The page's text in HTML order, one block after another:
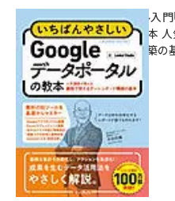
無料BIツール入門
ポータルの教本
シュボード構築の
7月31日 10:00